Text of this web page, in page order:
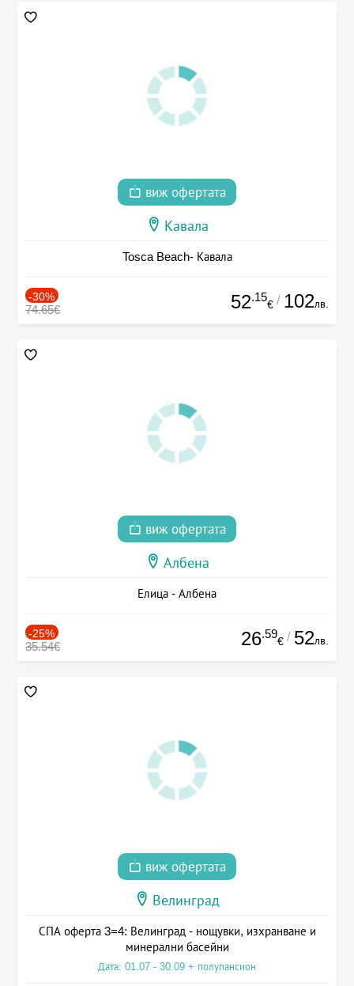
виж офертата
Кавала
Tosca Beach- Кавала
-30%
74.65€ 52.15
€ / 102лв.
виж офертата
Албена
Елица - Албена
-25%
35.54€ 26.59
€ / 52лв.
виж офертата
Велинград
СПА оферта 3=4: Велинград - нощувки, изхранване и
минерални басейни
Дата: 01.07 - 30.09 + полупансион